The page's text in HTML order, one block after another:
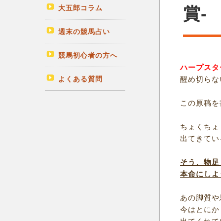
大五郎コラム
週末の競馬占い
競馬初心者の方へ
よくある質問
賞-
ハープス
醒め切ら
この原稿
ちょくち
出てきて
そう、物
本命にし
あの脚質
今はとに